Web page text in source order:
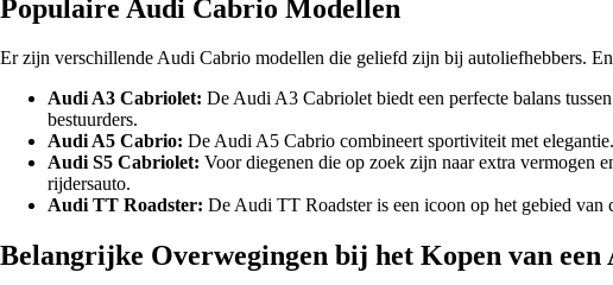
Populaire Audi Cabrio Modellen
Er zijn verschillende Audi Cabrio modellen die geliefd zijn bij autoliefhebbers.
Audi A3 Cabriolet: De Audi A3 Cabriolet biedt een perfecte balans
bestuurders.
Audi A5 Cabrio: De Audi A5 Cabrio combineert sportiviteit met
Audi S5 Cabriolet: Voor diegenen die op zoek zijn naar extra vermogen
rijdersauto.
Audi TT Roadster: De Audi TT Roadster is een icoon op het gebied van
Belangrijke Overwegingen bij het Kopen van